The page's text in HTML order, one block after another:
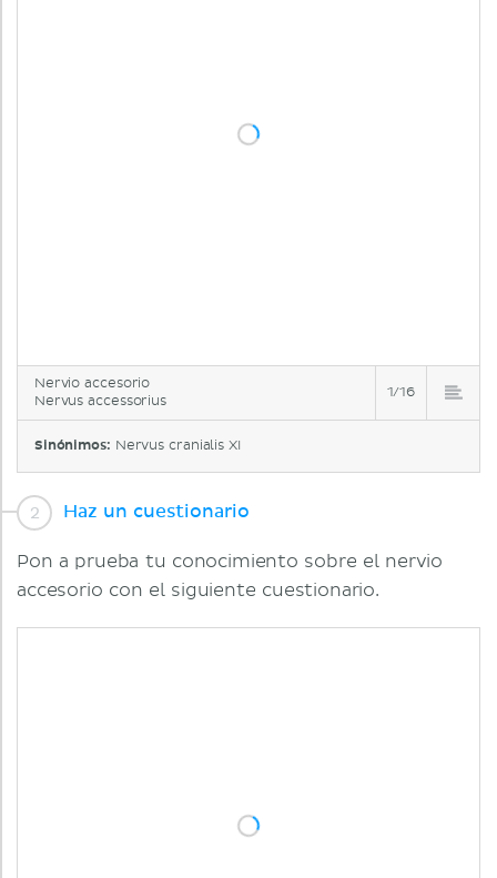
Nervio accesorio
Nervus accessorius
1/16
Sinónimos: Nervus cranialis XI
Haz un cuestionario
Pon a prueba tu conocimiento sobre el nervio
accesorio con el siguiente cuestionario.